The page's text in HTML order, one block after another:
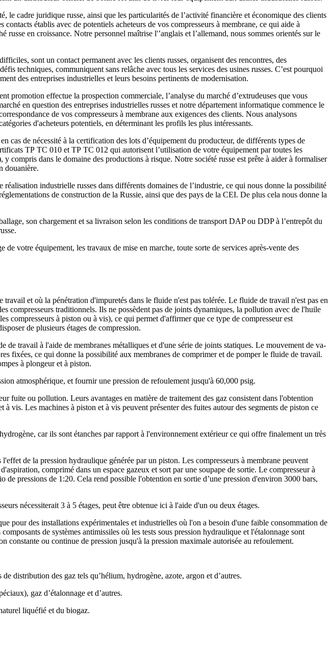
le cadre juridique russe, ainsi que les particularités de l’activité financière et économique des clients
établis avec de potentiels acheteurs de vos compresseurs à membrane, ce qui aide à
en croissance. Notre personnel maîtrise l'’anglais et l’allemand, nous sommes orientés sur le
sont un contact permanent avec les clients russes, organisent des rencontres, des
techniques, communiquent sans relâche avec tous les services des usines russes. C’est pourquoi
des entreprises industrielles et leurs besoins pertinents de modernisation.
promotion effectue la prospection commerciale, l’analyse du marché d’extrudeuses que vous
en question des entreprises industrielles russes et notre département informatique commence le
de vos compresseurs à membrane aux exigences des clients. Nous analysons
d'acheteurs potentiels, en déterminant les profils les plus intéressants.
de nécessité à la certification des lots d’équipement du producteur, de différents types de
ТР ТС 010 et ТР ТС 012 qui autorisent l’utilisation de votre équipement par toutes les
dans le domaine des productions à risque. Notre société russe est prête à aider à formaliser
douanière.
industrielle russes dans différents domaines de l’industrie, ce qui nous donne la possibilité
de construction de la Russie, ainsi que des pays de la CEI. De plus cela nous donne la
son chargement et sa livraison selon les conditions de transport DAP ou DDP à l’entrepôt du
votre équipement, les travaux de mise en marche, toute sorte de services après-vente des
et où la pénétration d'impuretés dans le fluide n'est pas tolérée. Le fluide de travail n'est pas en
compresseurs traditionnels. Ils ne possèdent pas de joints dynamiques, la pollution avec de l'huile
compresseurs à piston ou à vis), ce qui permet d'affirmer que ce type de compresseur est
de plusieurs étages de compression.
travail à l'aide de membranes métalliques et d'une série de joints statiques. Le mouvement de va-
fixées, ce qui donne la possibilité aux membranes de comprimer et de pomper le fluide de travail.
à plongeur et à piston.
atmosphérique, et fournir une pression de refoulement jusqu'à 60,000 psig.
fuite ou pollution. Leurs avantages en matière de traitement des gaz consistent dans l'obtention
vis. Les machines à piston et à vis peuvent présenter des fuites autour des segments de piston ce
car ils sont étanches par rapport à l'environnement extérieur ce qui offre finalement un très
de la pression hydraulique générée par un piston. Les compresseurs à membrane peuvent
comprimé dans un espace gazeux et sort par une soupape de sortie. Le compresseur à
de pressions de 1:20. Cela rend possible l'obtention en sortie d’une pression d'environ 3000 bars,
nécessiterait 3 à 5 étages, peut être obtenue ici à l'aide d'un ou deux étages.
pour des installations expérimentales et industrielles où l'on a besoin d'une faible consommation de
de systèmes antimissiles où les tests sous pression hydraulique et l'étalonnage sont
constante ou continue de pression jusqu'à la pression maximale autorisée au refoulement.
distribution des gaz tels qu’hélium, hydrogène, azote, argon et d’autres.
gaz d’étalonnage et d’autres.
liquéfié et du biogaz.